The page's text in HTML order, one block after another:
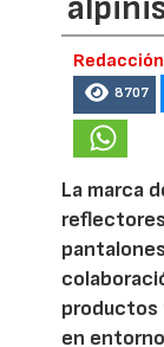
8707
La marca
reflectores
productos
en